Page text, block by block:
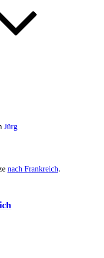
Jürg
nach Frank­reich.